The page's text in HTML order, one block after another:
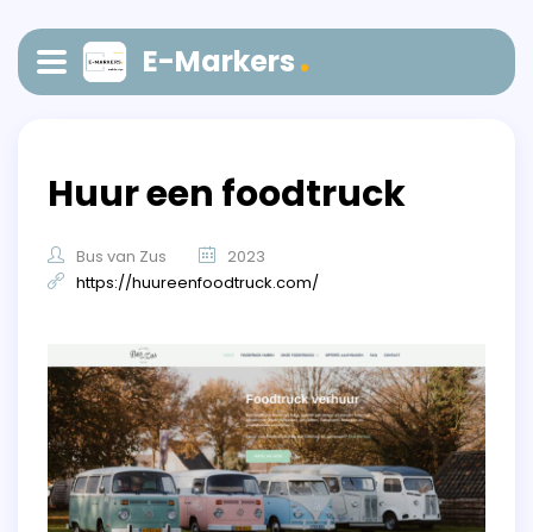
E-Markers
Huur een foodtruck
Bus van Zus
2023
https://huureenfoodtruck.com/